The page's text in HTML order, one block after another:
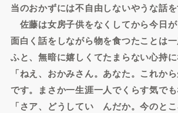
当のおかずには不自由しないやうな話を
佐藤は女房子供をなくしてから今日
面白く話をしながら物を食つたことは
ふと、無暗に嬉しくてたまらない心持に
「ねえ、おかみさん。あなた。これか
です。まさか一生涯一人でくらす気でも
「さア、どうしていゝんだか。今のと